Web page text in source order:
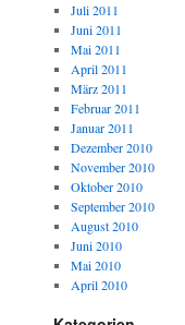
Juli 2011
Juni 2011
Mai 2011
April 2011
März 2011
Februar 2011
Januar 2011
Dezember 2010
November 2010
Oktober 2010
September 2010
August 2010
Juni 2010
Mai 2010
April 2010